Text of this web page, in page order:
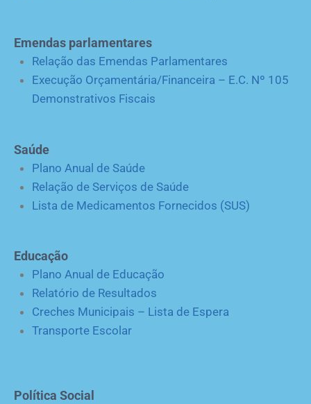
Emendas parlamentares
Relação das Emendas Parlamentares
Execução Orçamentária/Financeira – E.C. Nº 105
Demonstrativos Fiscais
Saúde
Plano Anual de Saúde
Relação de Serviços de Saúde
Lista de Medicamentos Fornecidos (SUS)
Educação
Plano Anual de Educação
Relatório de Resultados
Creches Municipais – Lista de Espera
Transporte Escolar
Política Social